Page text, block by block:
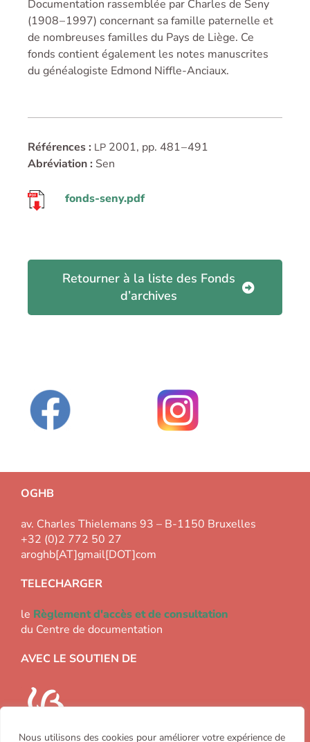
Nous utilisons des cookies pour améliorer votre expérience de
Documentation rassemblée par Charles de Seny
(1908 – 1997) concernant sa famille paternelle et
de nombreuses familles du Pays de Liège. Ce
fonds contient également les notes manuscrites
du généalogiste Edmond Niffle-Anciaux.
Références : LP 2001, pp. 481 – 491
Abréviation : Sen
fonds-seny.pdf
Retourner à la liste des Fonds
d’archives
OGHB
av. Charles Thielemans 93 – B-1150 Bruxelles
+32 (0)2 772 50 27
aroghb[AT]gmail[DOT]com
TELECHARGER
le Règlement d'accès et de consultation
du Centre de documentation
AVEC LE SOUTIEN DE